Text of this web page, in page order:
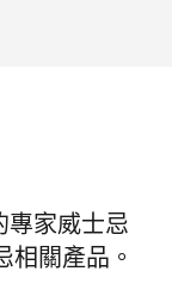
專家威士忌
相關產品。